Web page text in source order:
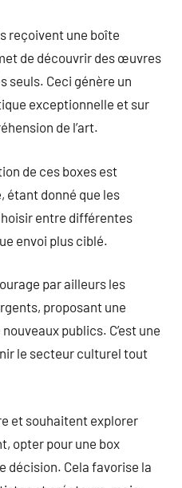
reçoivent une boîte
de découvrir des œuvres
seuls. Ceci génère un
exceptionnelle et sur
de l’art.
de ces boxes est
donné que les
entre différentes
envoi plus ciblé.
par ailleurs les
proposant une
publics. C’est une
le secteur culturel tout
et souhaitent explorer
opter pour une box
décision. Cela favorise la